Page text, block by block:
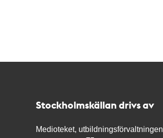
Stockholmskällan drivs av
Medioteket, utbildningsförvaltningen